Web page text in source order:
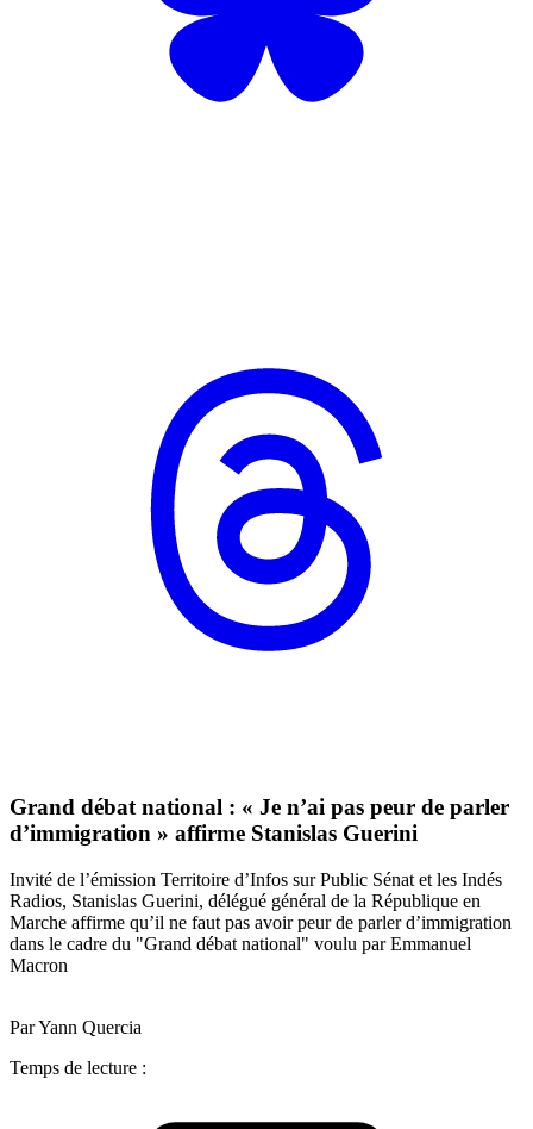
Grand débat national : « Je n’ai pas peur de parler
d’immigration » affirme Stanislas Guerini
Invité de l’émission Territoire d’Infos sur Public Sénat et les Indés
Radios, Stanislas Guerini, délégué général de la République en
Marche affirme qu’il ne faut pas avoir peur de parler d’immigration
dans le cadre du "Grand débat national" voulu par Emmanuel
Macron
Par Yann Quercia
Temps de lecture :